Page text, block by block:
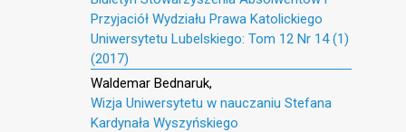
Przyjaciół Wydziału Prawa Katolickiego
Uniwersytetu Lubelskiego: Tom 12 Nr 14 (1)
(2017)
Waldemar Bednaruk,
Wizja Uniwersytetu w nauczaniu Stefana
Kardynała Wyszyńskiego